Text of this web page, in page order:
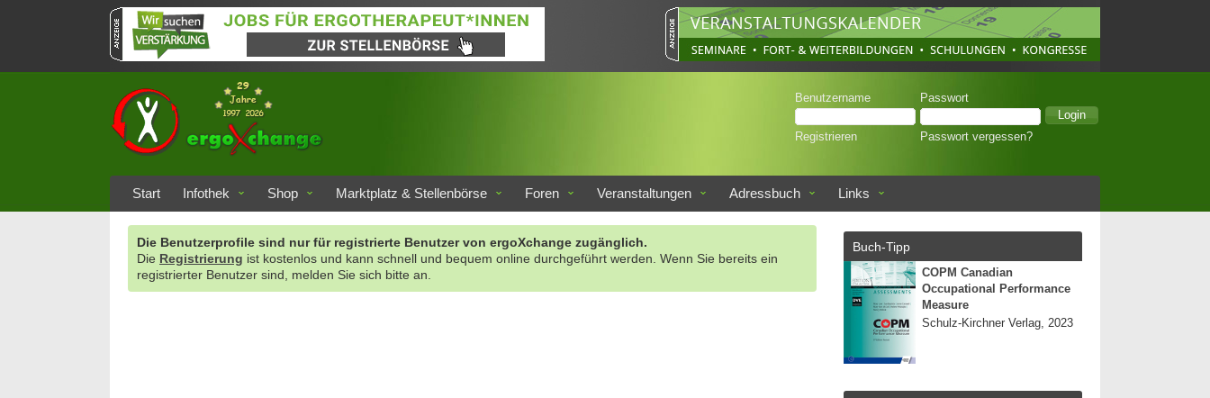
Benutzername Passwort
Registrieren Passwort vergessen?
Start Infothek Shop Marktplatz & Stellenbörse Foren Veranstaltungen Adressbuch Links
Die Benutzerprofile sind nur für registrierte Benutzer von ergoXchange zugänglich.
Die Registrierung ist kostenlos und kann schnell und bequem online durchgeführt werden. Wenn Sie bereits ein
registrierter Benutzer sind, melden Sie sich bitte an.
Buch-Tipp
COPM Canadian
Occupational Performance
Measure
Schulz-Kirchner Verlag, 2023